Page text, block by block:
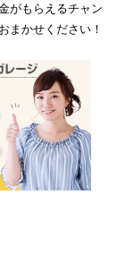
がもらえるチャン
まかせください！